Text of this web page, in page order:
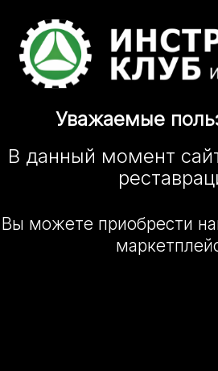
Уважаемые
В данный момент
Вы можете приобрести